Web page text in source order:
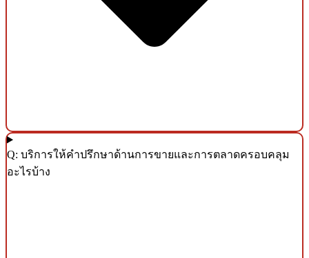
Q: บริการให้คำปรึกษาด้านการขายและการตลาดครอบคลุม
อะไรบ้าง